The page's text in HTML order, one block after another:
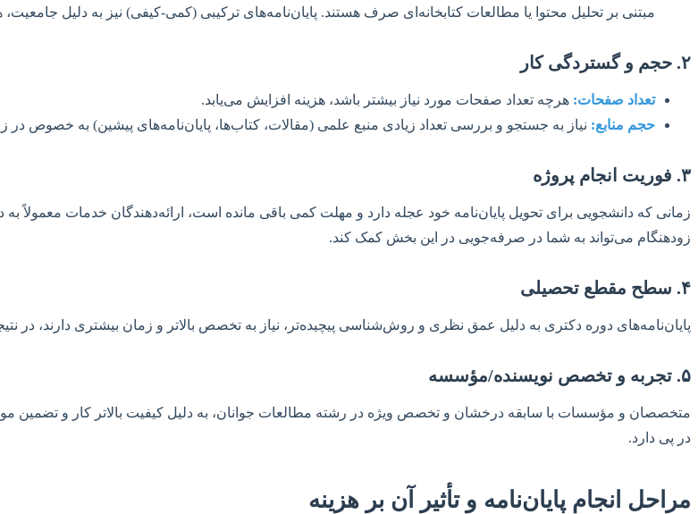
مبتنی بر تحلیل محتوا یا مطالعات کتابخانه‌ای صرف هستند. پایان‌نامه‌های ترکیبی (کمی-کیفی) نیز به دلیل
۲. حجم و گستردگی کار
تعداد صفحات: هرچه تعداد صفحات مورد نیاز بیشتر باشد، هزینه افزایش می‌یابد.
حجم منابع: نیاز به جستجو و بررسی تعداد زیادی منبع علمی (مقالات، کتاب‌ها، پایان‌نامه‌های پیشین) به خصوص در
۳. فوریت انجام پروژه
زمانی که دانشجویی برای تحویل پایان‌نامه خود عجله دارد و مهلت کمی باقی مانده است، ارائه‌دهندگان خدمات معمولاً
زودهنگام می‌تواند به شما در صرفه‌جویی در این بخش کمک کند.
۴. سطح مقطع تحصیلی
پایان‌نامه‌های دوره دکتری به دلیل عمق نظری و روش‌شناسی پیچیده‌تر، نیاز به تخصص بالاتر و زمان بیشتری دارند، در
۵. تجربه و تخصص نویسنده/مؤسسه
متخصصان و مؤسسات با سابقه درخشان و تخصص ویژه در رشته مطالعات جوانان، به دلیل کیفیت بالاتر کار و تضمین
در پی دارد.
مراحل انجام پایان‌نامه و تأثیر آن بر هزینه